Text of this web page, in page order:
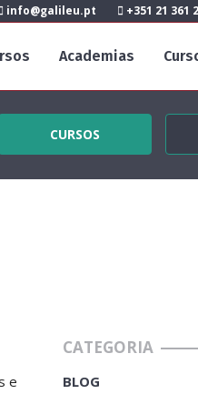
info@galileu.pt +351 21 361
Academias
CURSOS
e
CATEGORIA
BLOG